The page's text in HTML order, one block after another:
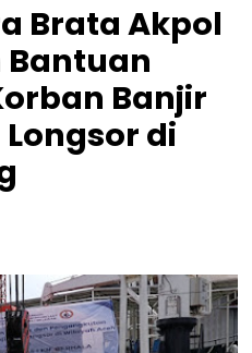
Brata Akpol
Bantuan
Banjir
di